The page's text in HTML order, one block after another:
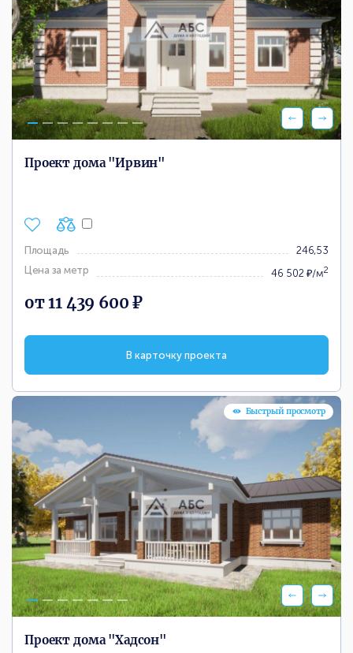
Проект дома "Ирвин"
Площадь
246,53
Цена за метр
46 502 ₽/м2
от 11 439 600 ₽
В карточку проекта
Проект дома "Хадсон"
Быстрый просмотр